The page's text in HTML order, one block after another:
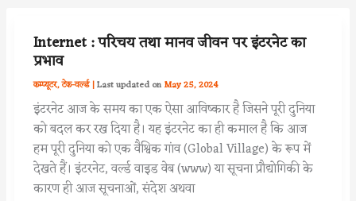
Internet : परिचय तथा मानव जीवन पर इंटरनेट का
प्रभाव
कम्प्यूटर,टेक-वर्ल्ड| May 25, 2024
इंटरनेट आज के समय का एक ऐसा आविष्कार है जिसने पूरी दुनिया
को बदल कर रख दिया है। यह इंटरनेट का ही कमाल है कि आज
हम पूरी दुनिया को एक वैश्विक गांव (Global Village) के रूप में
देखते हैं। इंटरनेट, वर्ल्ड वाइड वेब (www) या सूचना प्रौद्योगिकी के
कारण ही आज सूचनाओं, संदेश अथवा